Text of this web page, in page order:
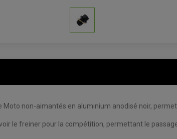
Moto non-aimantés en aluminium anodisé noir,
le freiner pour la compétition, permettant le